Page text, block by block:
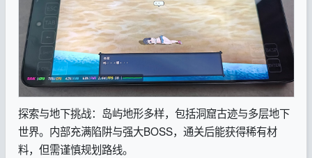
探索与地下挑战：岛屿地形多样，包括洞窟古迹与多层地下
世界。内部充满陷阱与强大BOSS，通关后能获得稀有材
料，但需谨慎规划路线。